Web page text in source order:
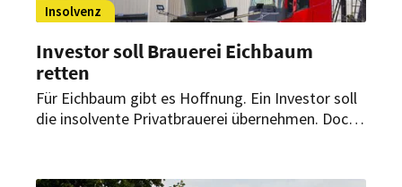
Insolvenz
Investor soll Brauerei Eichbaum
retten
Für Eichbaum gibt es Hoffnung. Ein Investor soll
die insolvente Privatbrauerei übernehmen. Doch